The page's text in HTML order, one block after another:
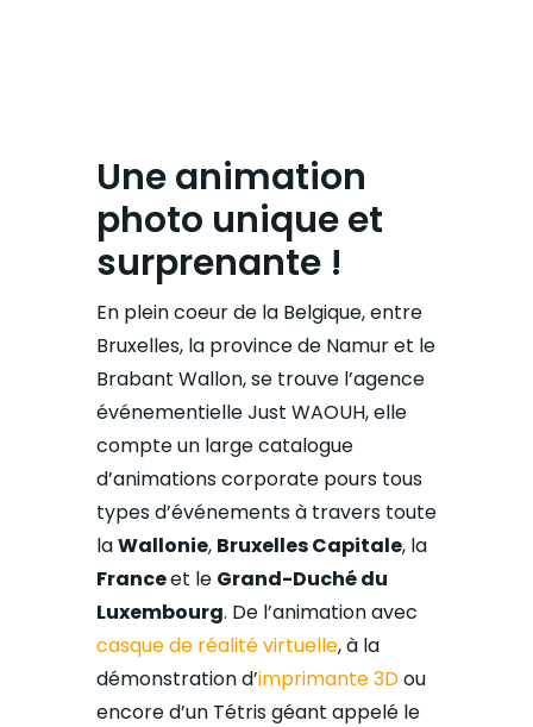
Une animation
photo unique et
surprenante !
En plein coeur de la Belgique, entre
Bruxelles, la province de Namur et le
Brabant Wallon, se trouve l’agence
événementielle Just WAOUH, elle
compte un large catalogue
d’animations corporate pours tous
types d’événements à travers toute
laWallonie, Bruxelles Capitale, la
Franceet le Grand-Duché du
Luxembourg. De l’animation avec
casque de réalité virtuelle, à la
démonstration d’imprimante 3Dou
encore d’un Tétris géant appelé le